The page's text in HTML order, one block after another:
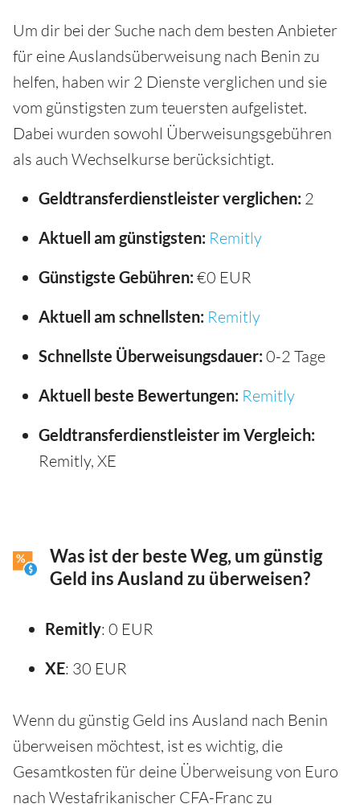
Um dir bei der Suche nach dem besten Anbieter
für eine Auslandsüberweisung nach Benin zu
helfen, haben wir 2 Dienste verglichen und sie
vom günstigsten zum teuersten aufgelistet.
Dabei wurden sowohl Überweisungsgebühren
als auch Wechselkurse berücksichtigt.
Geldtransferdienstleister verglichen: 2
Aktuell am günstigsten: Remitly
Günstigste Gebühren: €0 EUR
Aktuell am schnellsten: Remitly
Schnellste Überweisungsdauer: 0-2 Tage
Aktuell beste Bewertungen: Remitly
Geldtransferdienstleister im Vergleich:
Remitly, XE
Was ist der beste Weg, um günstig
Geld ins Ausland zu überweisen?
Remitly: 0 EUR
XE: 30 EUR
Wenn du günstig Geld ins Ausland nach Benin
überweisen möchtest, ist es wichtig, die
Gesamtkosten für deine Überweisung von Euro
nach Westafrikanischer CFA-Franc zu